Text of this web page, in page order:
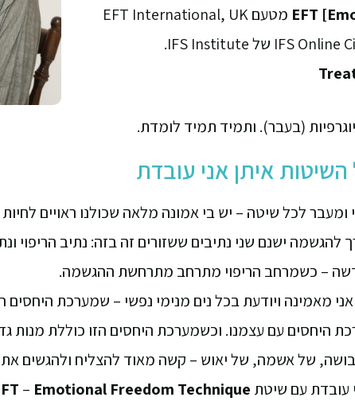
EFT מטעם EFT International, UK
(בעבר). ותמיד תמיד לומדת.
השיטות איתן אני עובדת
ומעבר לכל שיטה – יש בי אמונה מלאה שכולנו ראויים
להגשמה ישנם שני נתיבים ששזורים זה בזה: נתיב הריפוי
– כשמרחב הריפוי מתרחב מתרחשת ההגשמה.
מאמינה ויודעת בכל נים מנימי נפשי – שמערכת היחסים
היחסים עם עצמנו. וכשמערכת היחסים הזו כוללת מנות
של אשמה, של יאוש – קשה מאוד להצליח ולהגשים את
עובדת עם שיטת
– Emotional Freedom Technique,